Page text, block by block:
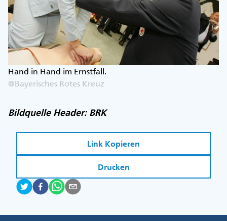
Hand in Hand im Ernstfall.
@Bayerisches Rotes Kreuz
Bildquelle Header: BRK
Link Kopieren
Drucken